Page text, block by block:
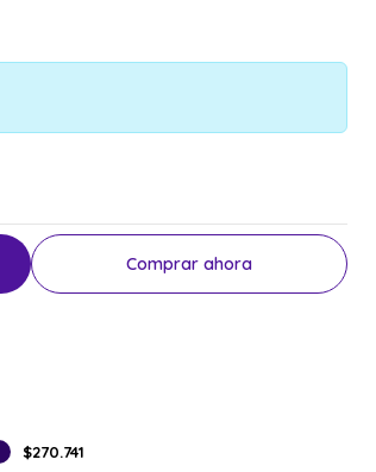
Comprar ahora
$270.741